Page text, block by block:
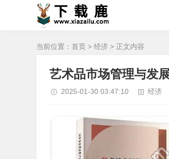
当前位置： 首页 > 经济 > 正文内容
艺术品市场管理与发
2025-01-30 03:47:10 经济